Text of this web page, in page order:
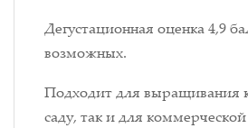
Дегустационная оценка 4,9
возможных.
Подходит для выращивания
саду, так и для